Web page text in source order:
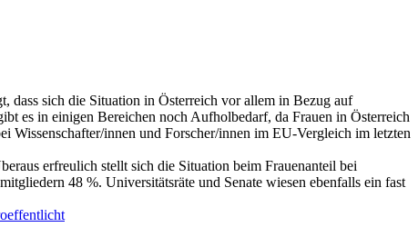
dass sich die Situation in Österreich vor allem in Bezug auf
es in einigen Bereichen noch Aufholbedarf, da Frauen in Österreich
Wissenschafter/innen und Forscher/innen im EU-Vergleich im letzten
erfreulich stellt sich die Situation beim Frauenanteil bei
48 %. Universitätsräte und Senate wiesen ebenfalls ein fast